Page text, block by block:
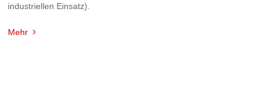
industriellen Einsatz).
Mehr